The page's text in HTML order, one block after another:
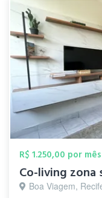
R$ 1.250,00 por mês
Co-living zona
Boa Viagem,